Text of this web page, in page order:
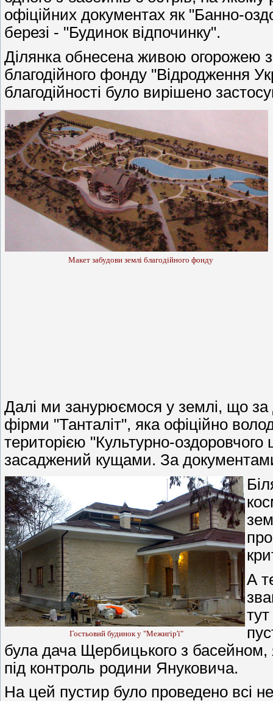
офіційних документах як "Банно-
березі - "Будинок відпочинку".
Ділянка обнесена живою огорожею
благодійного фонду "Відродження
благодійності було вирішено
Макет забудови землі благодійного фонду
Далі ми занурюємося у землі, що за
фірми "Танталіт", яка офіційно
територією "Культурно-
засаджений кущами. За
Гостьовий будинок у "Межигір'ї"
А
була дача Щербицького з басейном,
під контроль родини Януковича.
На цей пустир було проведено всі